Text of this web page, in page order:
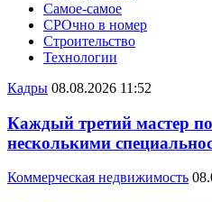
Самое-самое
СРОчно в номер
Строительство
Технологии
Кадры 08.08.2026 11:52
Каждый третий мастер
несколькими
Коммерческая недвижимость